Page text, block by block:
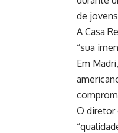
de
A Casa
“sua
Em
O diretor